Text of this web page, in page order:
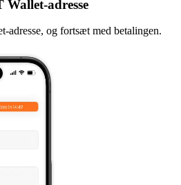
Wallet-adresse
adresse, og fortsæt med betalingen.